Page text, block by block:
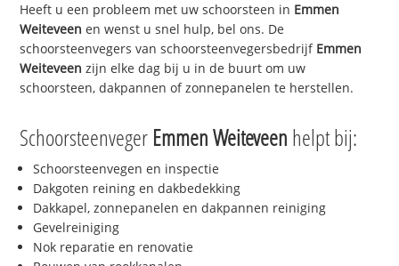
Heeft u een probleem met uw schoorsteen in Emmen
Weiteveen en wenst u snel hulp, bel ons. De
schoorsteenvegers van schoorsteenvegersbedrijf Emmen
Weiteveen zijn elke dag bij u in de buurt om uw
schoorsteen, dakpannen of zonnepanelen te herstellen.
Schoorsteenveger Emmen Weiteveen helpt bij:
Schoorsteenvegen en inspectie
Dakgoten reining en dakbedekking
Dakkapel, zonnepanelen en dakpannen reiniging
Gevelreiniging
Nok reparatie en renovatie